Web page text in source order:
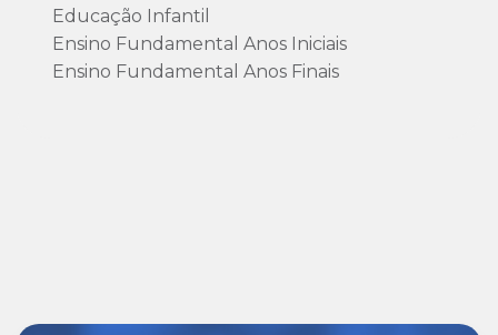
Educação Infantil
Ensino Fundamental Anos Iniciais
Ensino Fundamental Anos Finais